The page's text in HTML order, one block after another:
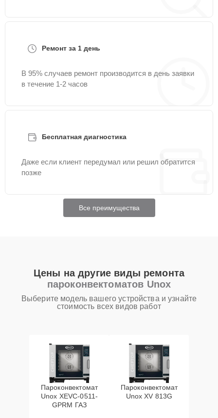
Ремонт за 1 день
В 95% случаев ремонт производится в день заявки
в течение 1-2 часов
Бесплатная диагностика
Даже если клиент передумал или решил обратится
позже
Все преимущества
Цены на другие виды ремонта
пароконвектоматов Unox
Выберите модель вашего устройства и узнайте
стоимость всех видов работ
Пароконвектомат
Unox XEVC-0511-
GPRM ГАЗ
Пароконвектомат
Unox XV 813G